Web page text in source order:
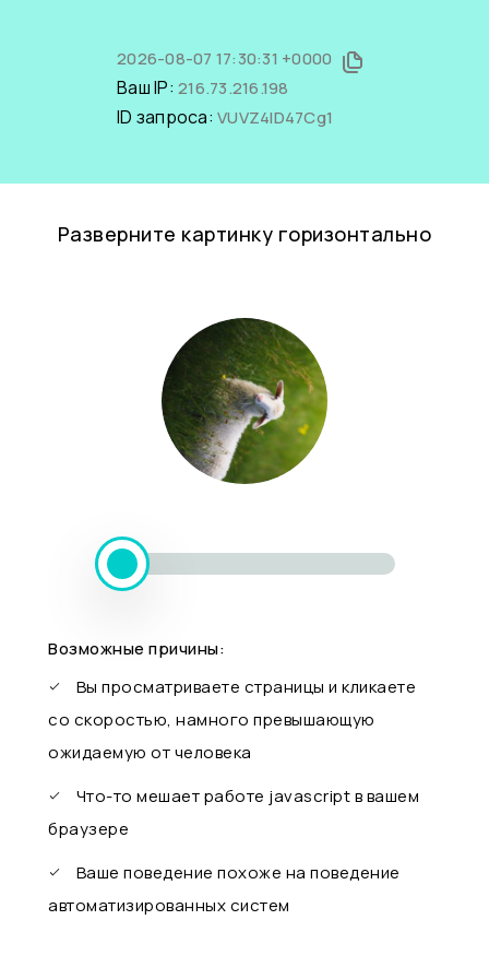
2026-08-07 17:30:31 +0000
Ваш IP: 216.73.216.198
ID запроса: VUVZ4lD47Cg1
Разверните картинку горизонтально
Возможные причины:
Вы просматриваете страницы и кликаете
со скоростью, намного превышающую
ожидаемую от человека
Что-то мешает работе javascript в вашем
браузере
Ваше поведение похоже на поведение
автоматизированных систем